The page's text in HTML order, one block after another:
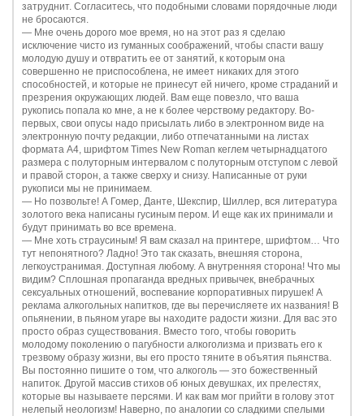
затруднит. Согласитесь, что подобными словами порядочные люди
не бросаются.
— Мне очень дорого мое время, но на этот раз я сделаю
исключение чисто из гуманных соображений, чтобы спасти вашу
молодую душу и отвратить ее от занятий, к которым она
совершенно не приспособлена, не имеет никаких для этого
способностей, и которые не принесут ей ничего, кроме страданий и
презрения окружающих людей. Вам еще повезло, что ваша
рукопись попала ко мне, а не к более черствому редактору. Во-
первых, свои опусы надо присылать либо в электронном виде на
электронную почту редакции, либо отпечатанными на листах
формата А4, шрифтом Times New Roman кеглем четырнадцатого
размера с полуторным интервалом с полуторным отступом с левой
и правой сторон, а также сверху и снизу. Написанные от руки
рукописи мы не принимаем.
— Но позвольте! А Гомер, Данте, Шекспир, Шиллер, вся литература
золотого века написаны гусиным пером. И еще как их принимали и
будут принимать во все времена.
— Мне хоть страусиным! Я вам сказал на принтере, шрифтом… Что
тут непонятного? Ладно! Это так сказать, внешняя сторона,
легкоустранимая. Доступная любому. А внутренняя сторона! Что мы
видим? Сплошная пропаганда вредных привычек, внебрачных
сексуальных отношений, воспевание корпоративных пирушек! А
реклама алкогольных напитков, где вы перечисляете их названия! В
опьянении, в пьяном угаре вы находите радости жизни. Для вас это
просто образ существования. Вместо того, чтобы говорить
молодому поколению о пагубности алкоголизма и призвать его к
трезвому образу жизни, вы его просто тяните в объятия пьянства.
Вы постоянно пишите о том, что алкоголь — это божественный
напиток. Другой массив стихов об юных девушках, их прелестях,
которые вы называете персями. И как вам мог прийти в голову этот
нелепый неологизм! Наверно, по аналогии со сладкими спелыми